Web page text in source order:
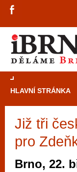
HLAVNÍ STRÁNKA
Již tři
pro
Brno, 22.